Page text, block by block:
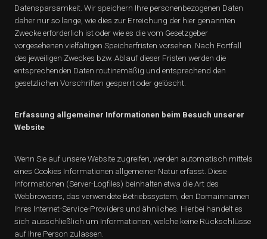
Datensparsamkeit. Wir speichern Ihre personenbezogenen Daten
daher nur so lange, wie dies zur Erreichung der hier genannten
Zwecke erforderlich ist oder wie es die vom Gesetzgeber
vorgesehenen vielfältigen Speicherfristen vorsehen. Nach Fortfall
des jeweiligen Zweckes bzw. Ablauf dieser Fristen werden die
entsprechenden Daten routinemäßig und entsprechend den
gesetzlichen Vorschriften gesperrt oder gelöscht.
Erfassung allgemeiner Informationen beim Besuch unserer
Website
Wenn Sie auf unsere Website zugreifen, werden automatisch mittels
eines Cookies Informationen allgemeiner Natur erfasst. Diese
Informationen (Server-Logfiles) beinhalten etwa die Art des
Webbrowsers, das verwendete Betriebssystem, den Domainnamen
Ihres Internet-Service-Providers und ähnliches. Hierbei handelt es
sich ausschließlich um Informationen, welche keine Rückschlüsse
auf Ihre Person zulassen.